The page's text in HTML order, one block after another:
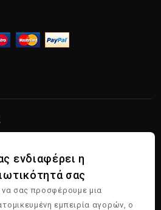
Χερσονήσου, 70014
ενδιαφέρει η
σας
να σας προσφέρουμε μια
εμπειρία αγορών, ο